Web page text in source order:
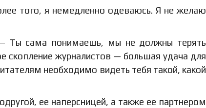
того, я немедленно одеваюсь. Я не желаю
Ты сама понимаешь, мы не должны терять
скопление журналистов — большая удача для
необходимо видеть тебя такой, какой
ее наперсницей, а также ее партнером